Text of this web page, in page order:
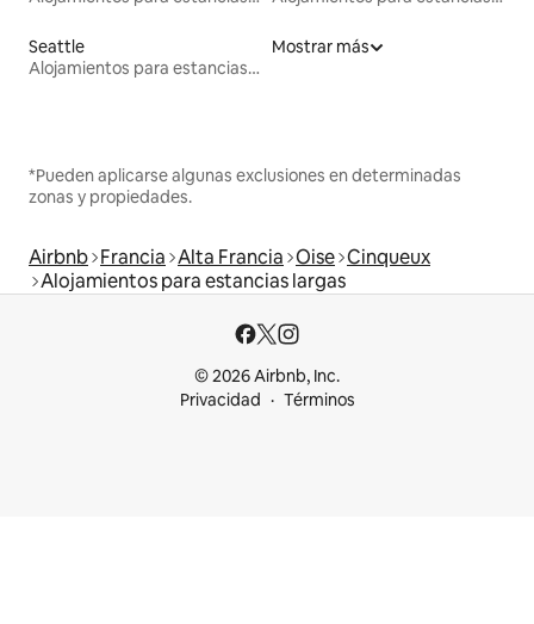
Seattle
Alojamientos para estancias largas
Mostrar más
*Pueden aplicarse algunas exclusiones en determinadas
zonas y propiedades.
Airbnb Francia Alta Francia Oise Cinqueux
Alojamientos para estancias largas
© 2026 Airbnb, Inc.
Privacidad
Términos